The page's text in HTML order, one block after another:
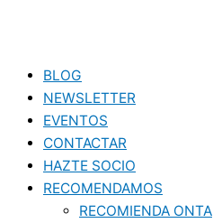
BLOG
NEWSLETTER
EVENTOS
CONTACTAR
HAZTE SOCIO
RECOMENDAMOS
RECOMIENDA ONTA